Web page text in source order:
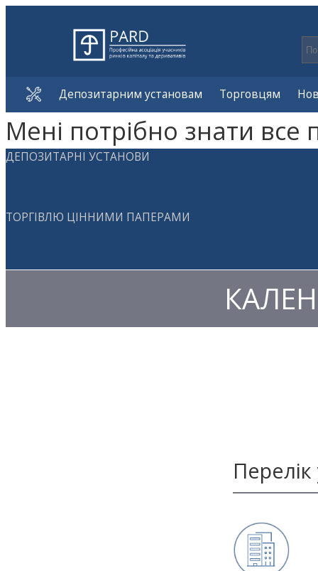
Депозитарним установам Торговцям
Мені потрібно знати все
ДЕПОЗИТАРНІ УСТАНОВИ
ТОРГІВЛЮ ЦІННИМИ ПАПЕРАМИ